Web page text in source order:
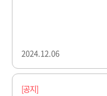
2024.12.06
[공지]